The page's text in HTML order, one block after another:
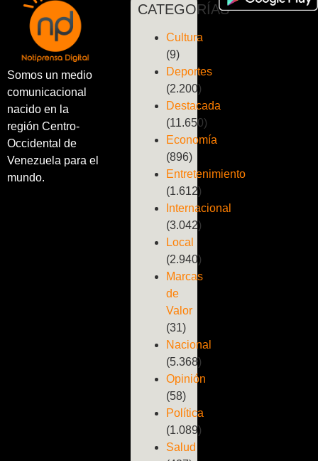
Somos un medio
comunicacional
nacido en la
región Centro-
Occidental de
Venezuela para el
mundo.
CATEGORÍAS
Cultura
(9)
Deportes
(2.200)
Destacada
(11.650)
Economía
(896)
Entretenimiento
(1.612)
Internacional
(3.042)
Local
(2.940)
Marcas
de
Valor
(31)
Nacional
(5.368)
Opinión
(58)
Política
(1.089)
Salud